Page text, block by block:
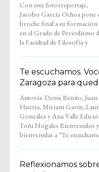
Con este fotorreportaje,
Jacobo García Ochoa pone
broche final a su formación
en el Grado de Periodismo
la Facultad de Filosofía y
Letras y cierra también su
etapa como colaborador
Entremedios. Su trabajo nos
Te escuchamos.
Zaragoza para
Autoría: Denis Benito, Juan
Huerta, Miriam Gavín,
González y Ana Valle Edición:
Toñi Nogales Bienvenidos y
bienvenidas a “Te
Voces de quienes llegaron a
Zaragoza para quedarse”.
espacio tranquilo, hecho para
escuchar sin prisas y
Reflexionamos